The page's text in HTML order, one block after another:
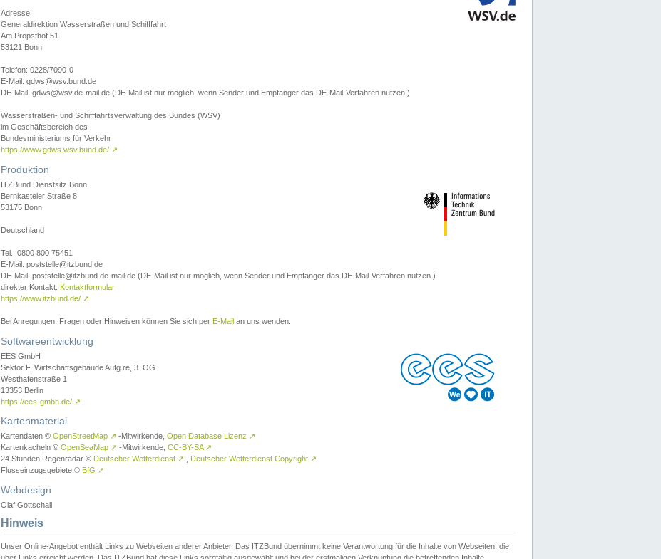
Adresse:
Generaldirektion Wasserstraßen und Schifffahrt
Am Propsthof 51
53121 Bonn
Telefon: 0228/7090-0
E-Mail: gdws@wsv.bund.de
DE-Mail: gdws@wsv.de-mail.de (DE-Mail ist nur möglich, wenn Sender und Empfänger das DE-Mail-Verfahren nutzen.)
Wasserstraßen- und Schifffahrtsverwaltung des Bundes (WSV)
im Geschäftsbereich des
Bundesministeriums für Verkehr
https://www.gdws.wsv.bund.de/ ↗
Produktion
ITZBund Dienstsitz Bonn
Bernkasteler Straße 8
53175 Bonn
Deutschland
Tel.: 0800 800 75451
E-Mail: poststelle@itzbund.de
DE-Mail: poststelle@itzbund.de-mail.de (DE-Mail ist nur möglich, wenn Sender und Empfänger das DE-Mail-Verfahren nutzen.)
direkter Kontakt: Kontaktformular
https://www.itzbund.de/ ↗
Bei Anregungen, Fragen oder Hinweisen können Sie sich per E-Mail an uns wenden.
Softwareentwicklung
EES GmbH
Sektor F, Wirtschaftsgebäude Aufg.re, 3. OG
Westhafenstraße 1
13353 Berlin
https://ees-gmbh.de/ ↗
Kartenmaterial
Kartendaten © OpenStreetMap ↗ -Mitwirkende, Open Database Lizenz ↗
Kartenkacheln © OpenSeaMap ↗ -Mitwirkende, CC-BY-SA ↗
24 Stunden Regenradar © Deutscher Wetterdienst ↗ Deutscher Wetterdienst Copyright ↗
Flusseinzugsgebiete © BfG ↗
Webdesign
Olaf Gottschall
Hinweis
Unser Online-Angebot enthält Links zu Webseiten anderer Anbieter. Das ITZBund übernimmt keine Verantwortung für die Inhalte von Webseiten, die